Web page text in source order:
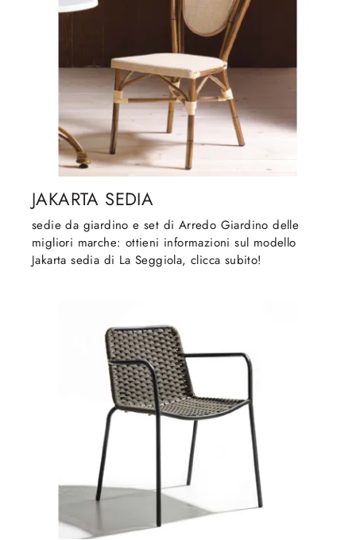
JAKARTA SEDIA
sedie da giardino e set di Arredo Giardino delle
migliori marche: ottieni informazioni sul modello
Jakarta sedia di La Seggiola, clicca subito!